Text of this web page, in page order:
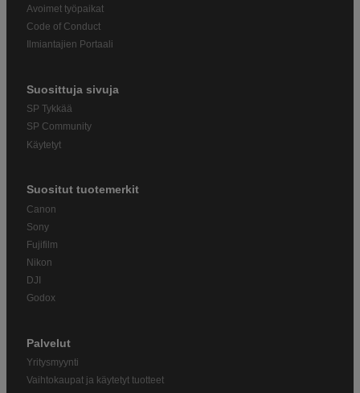
Avoimet työpaikat
Code of Conduct
Ilmiantajien Portaali
Suosittuja sivuja
SP Tykkää
SP Community
Käytetyt
Suositut tuotemerkit
Canon
Sony
Fujifilm
Nikon
DJI
Godox
Palvelut
Yritysmyynti
Vaihtokaupat ja käytetyt tuotteet